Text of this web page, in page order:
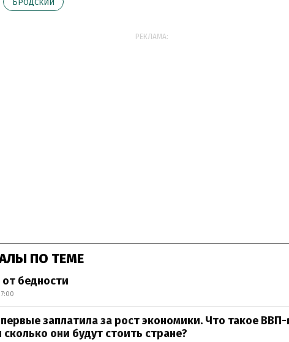
БРОДСКИЙ
РЕКЛАМА:
ПО ТЕМЕ
бедности
заплатила за рост экономики. Что такое
сколько они будут стоить стране?